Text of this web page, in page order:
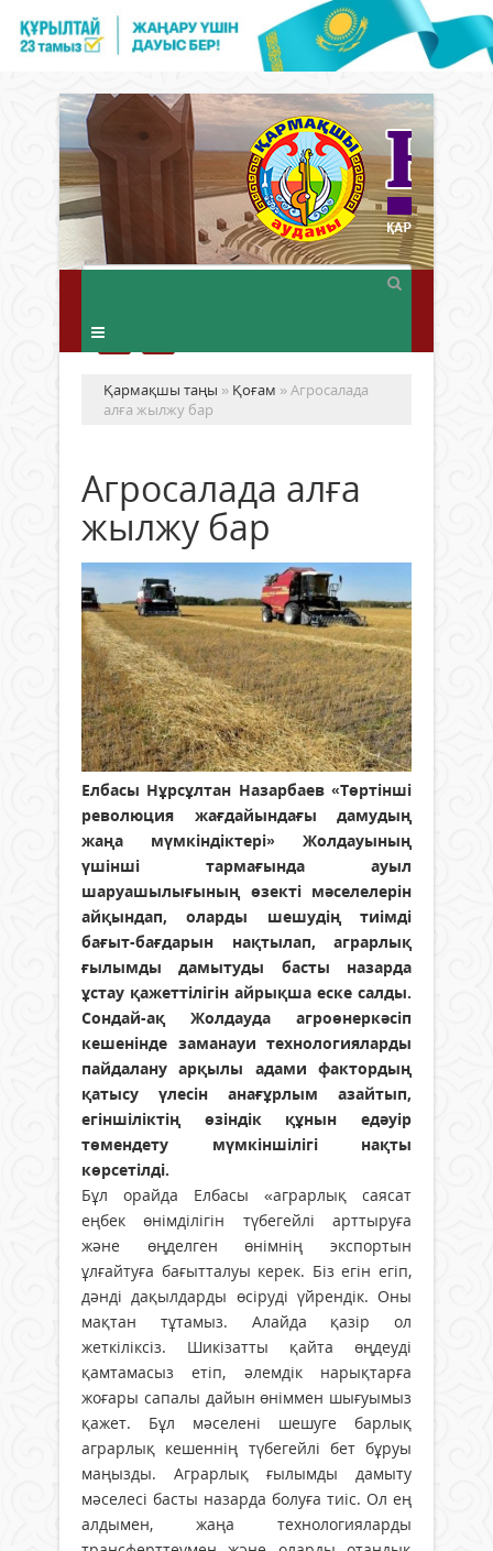
Қармақшы таңы » Қоғам » Агросалада
алға жылжу бар
Агросалада алға
жылжу бар
Елбасы Нұрсұлтан Назарбаев «Төртінші
революция жағдайындағы дамудың
жаңа мүмкіндіктері» Жолдауының
үшінші тармағында ауыл
шаруашылығының өзекті мәселелерін
айқындап, оларды шешудің тиімді
бағыт-бағдарын нақтылап, аграрлық
ғылымды дамытуды басты назарда
ұстау қажеттілігін айрықша еске салды.
Сондай-ақ Жолдауда агроөнеркәсіп
кешенінде заманауи технологияларды
пайдалану арқылы адами фактордың
қатысу үлесін анағұрлым азайтып,
егіншіліктің өзіндік құнын едәуір
төмендету мүмкіншілігі нақты
көрсетілді.
Бұл орайда Елбасы «аграрлық саясат
еңбек өнімділігін түбегейлі арттыруға
және өңделген өнімнің экспортын
ұлғайтуға ба­ғытталуы керек. Біз егін егіп,
дәнді дақыл­дарды өсіруді үйрендік. Оны
мақтан тұтамыз. Алайда қазір ол
жеткіліксіз. Шикізатты қайта өңдеуді
қамтамасыз етіп, әлемдік нарықтарға
жоғары сапалы дайын өніммен шығуымыз
қажет. Бұл мәселені шешуге барлық
аграрлық кешеннің түбегейлі бет бұруы
маңызды. Аграрлық ғылымды дамыту
мәселесі басты назарда болуға тиіс. Ол ең
алдымен, жаңа технологияларды